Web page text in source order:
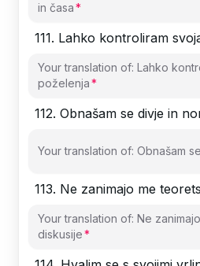
in časa
111. Lahko kontroliram
Your translation of: Lahko
poželenja
112. Obnašam se divje in
Your translation of: Obnašam
113. Ne zanimajo me
Your translation of: Ne
diskusije